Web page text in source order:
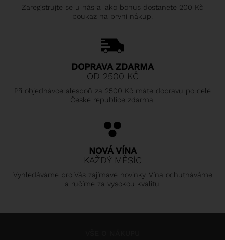
Zaregistrujte se u nás a jako bonus dostanete 200 Kč
poukaz na první nákup.
DOPRAVA ZDARMA
OD 2500 KČ
Při objednávce alespoň za 2500 Kč máte dopravu po celé
České republice zdarma.
NOVÁ VÍNA
KAŽDÝ MĚSÍC
Vyhledáváme pro Vás zajímavé novinky. Vína ochutnáváme
a ručíme za vysokou kvalitu.